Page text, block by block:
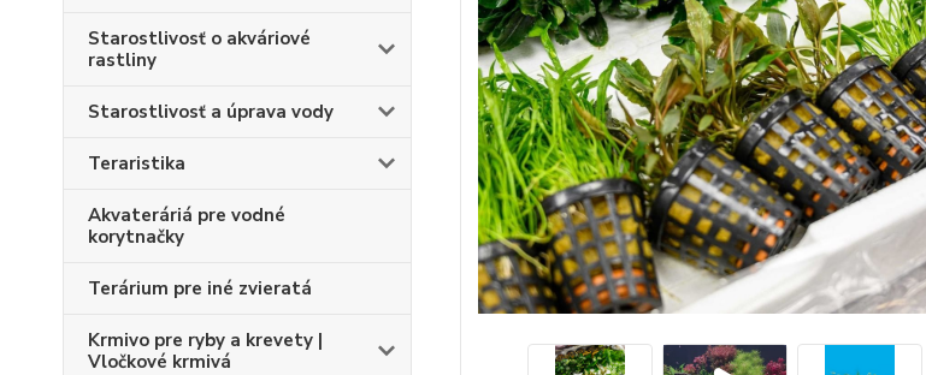
Starostlivosť o akváriové
rastliny
Starostlivosť a úprava vody
Teraristika
Akvateráriá pre vodné
korytnačky
Terárium pre iné zvieratá
Krmivo pre ryby a krevety |
Vločkové krmivá